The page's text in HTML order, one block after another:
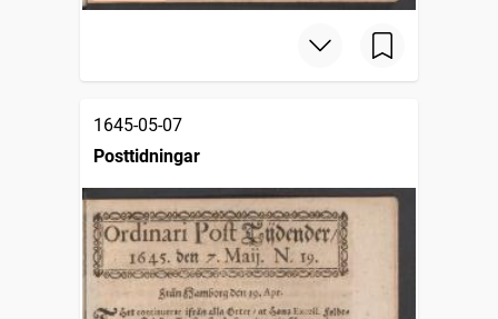
1645-05-07
Posttidningar